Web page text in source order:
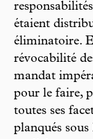
étaient
éliminatoire.
révocabilité
mandat
pour le faire,
toutes ses
planqués